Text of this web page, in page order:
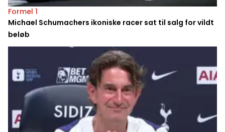
Formel 1
Michael Schumachers ikoniske racer sat til salg for vildt
beløb